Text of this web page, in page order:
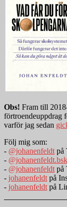
Obs! Fram till
förtroendeuppdrag
varför jag sedan
Följ mig som:
- @johanenfeldtpå
-
- @johanenfeldtpå
- johanenfeldtpå
- johanenfeldtpå